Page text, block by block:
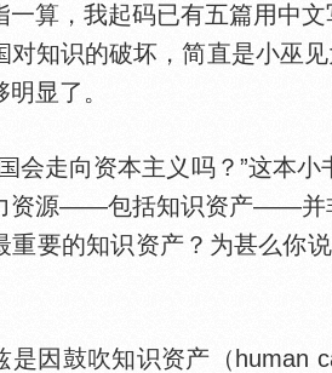
一算，我起码已有五篇用中
对知识的破坏，简直是小巫
显了。
会走向资本主义吗？”这本
资源——包括知识资产——并
重要的知识资产？为甚么你
因鼓吹知识资产（human